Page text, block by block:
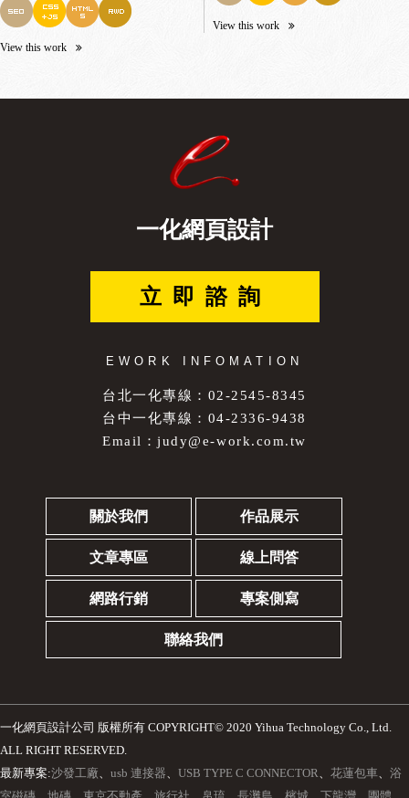
View this work
View this work
一化網頁設計
立即諮詢
EWORK INFOMATION
台北一化專線：02-2545-8345
台中一化專線：04-2336-9438
Email：judy@e-work.com.tw
關於我們 作品展示
文章專區 線上問答
網路行銷 專案側寫
聯絡我們
一化網頁設計公司
版權所有 COPYRIGHT© 2020 Yihua Technology Co., Ltd.
ALL RIGHT RESERVED.
最新專案:沙發工廠、 usb 連接器、 USB TYPE C CONNECTOR、 花蓮包車、 浴